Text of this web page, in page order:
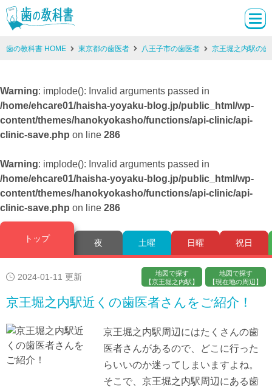
歯の教科書 HOME 東京都の歯医者 八王子市の歯医者 京王堀之内駅の歯
Warning: implode(): Invalid arguments passed in
/home/ehcare01/haisha-yoyaku-blog.jp/public_html/wp-
content/themes/hanokyokasho/functions/api-clinic/api-
clinic-save.php on line 286
Warning: implode(): Invalid arguments passed in
/home/ehcare01/haisha-yoyaku-blog.jp/public_html/wp-
content/themes/hanokyokasho/functions/api-clinic/api-
clinic-save.php on line 286
トップ 夜 土曜 日曜 祝日
2024-01-11 更新
地図で探す
【京王堀之内駅】
地図で探す
【現在地の周辺】
京王堀之内駅近くの歯医者さんをご紹介！
京王堀之内駅周辺にはたくさんの歯
医者さんがあるので、どこに行った
らいいのか迷ってしまいますよね。
そこで、京王堀之内駅周辺にある歯